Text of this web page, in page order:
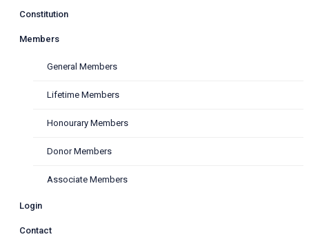
Constitution
Members
General Members
Lifetime Members
Honourary Members
Donor Members
Associate Members
Login
Contact